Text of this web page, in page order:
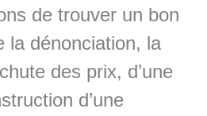
de trouver un bon
la dénonciation, la
des prix, d’une
d’une